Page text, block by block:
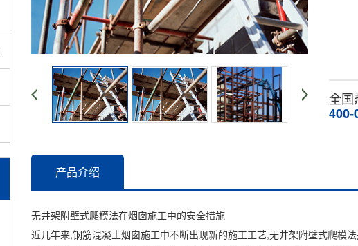
全国
400-
产品介绍
无井架附壁式爬模法在烟囱施工中的安全措施
近几年来,钢筋混凝土烟囱施工中不断出现新的施工工艺,无井架附壁式爬模